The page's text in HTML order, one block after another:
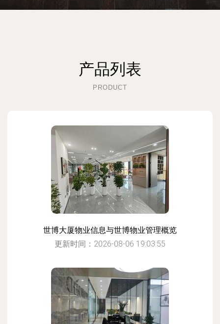
产品列表
PRODUCT
世博大厦物业信息与世博物业管理概览
更新时间：2026-08-06 19:03:55